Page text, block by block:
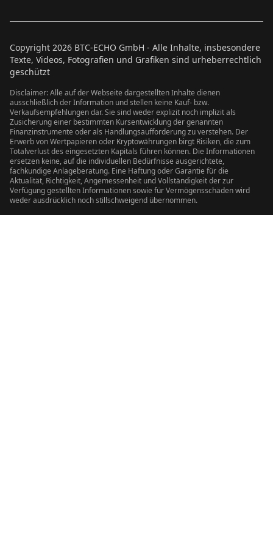
Copyright 2026 BTC-ECHO GmbH - Alle Inhalte, insbesondere
Texte, Videos, Fotografien und Grafiken sind urheberrechtlich
geschützt
Disclaimer: Alle auf der Webseite dargestellten Inhalte dienen
ausschließlich der Information und stellen keine Kauf- bzw.
Verkaufsempfehlungen dar. Sie sind weder explizit noch implizit als
Zusicherung einer bestimmten Kursentwicklung der genannten
Finanzinstrumente oder als Handlungsaufforderung zu verstehen. Der
Erwerb von Wertpapieren oder Kryptowährungen birgt Risiken, die zum
Totalverlust des eingesetzten Kapitals führen können. Die Informationen
ersetzen keine, auf die individuellen Bedürfnisse ausgerichtete,
fachkundige Anlageberatung. Eine Haftung oder Garantie für die
Aktualität, Richtigkeit, Angemessenheit und Vollständigkeit der zur
Verfügung gestellten Informationen sowie für Vermögensschäden wird
weder ausdrücklich noch stillschweigend übernommen.